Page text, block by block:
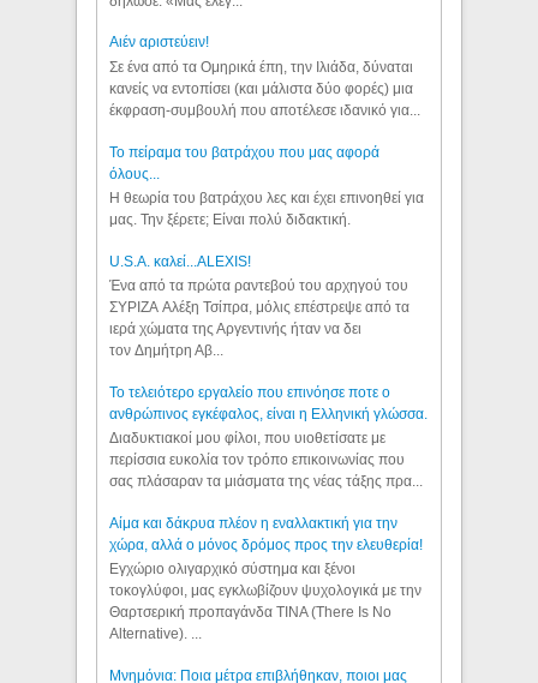
Aιέν αριστεύειν!
Σε ένα από τα Ομηρικά έπη, την Ιλιάδα, δύναται
κανείς να εντοπίσει (και μάλιστα δύο φορές) μια
έκφραση-συμβουλή που αποτέλεσε ιδανικό για...
Το πείραμα του βατράχου που μας αφορά
όλους...
Η θεωρία του βατράχου λες και έχει επινοηθεί για
μας. Την ξέρετε; Είναι πολύ διδακτική.
U.S.A. καλεί...ALEXIS!
Ένα από τα πρώτα ραντεβού του αρχηγού του
ΣΥΡΙΖΑ Αλέξη Τσίπρα, μόλις επέστρεψε από τα
ιερά χώματα της Αργεντινής ήταν να δει
τον Δημήτρη Αβ...
Το τελειότερο εργαλείο που επινόησε ποτε ο
ανθρώπινος εγκέφαλος, είναι η Ελληνική γλώσσα.
Διαδυκτιακοί μου φίλοι, που υιοθετίσατε με
περίσσια ευκολία τον τρόπο επικοινωνίας που
σας πλάσαραν τα μιάσματα της νέας τάξης πρα...
Αίμα και δάκρυα πλέον η εναλλακτική για την
χώρα, αλλά ο μόνος δρόμος προς την ελευθερία!
Εγχώριο ολιγαρχικό σύστημα και ξένοι
τοκογλύφοι, μας εγκλωβίζουν ψυχολογικά με την
Θαρτσερική προπαγάνδα TINA (There Is No
Alternative). ...
Μνημόνια: Ποια μέτρα επιβλήθηκαν, ποιοι μας